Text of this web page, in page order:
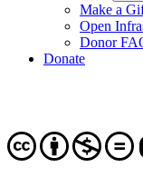
Make a
Open
Donor
Donate